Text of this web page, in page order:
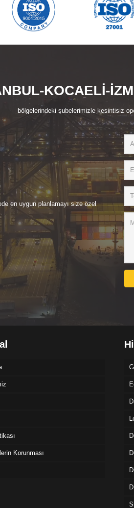
KOCAELİ-
bölgelerindeki şubelerimizle kesintisiz
en uygun planlamayı size özel
Korunması